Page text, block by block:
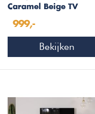
Caramel Beige TV
999,-
Bekijken